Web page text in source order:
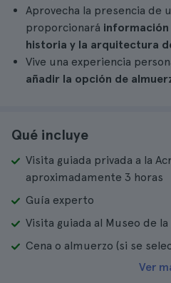
Aprovecha la presencia de
proporcionará información
historia y la arquitectura
Vive una experiencia
añadir la opción de
Qué incluye
Visita guiada privada a la
aproximadamente 3 horas
Guía experto
Visita guiada al Museo de
Cena o almuerzo (si se
Ver